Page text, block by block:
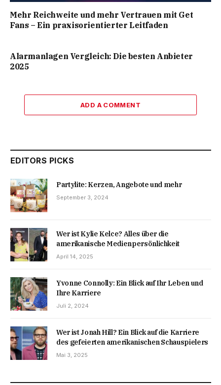
Mehr Reichweite und mehr Vertrauen mit Get
Fans – Ein praxisorientierter Leitfaden
Alarmanlagen Vergleich: Die besten Anbieter
2025
ADD A COMMENT
EDITORS PICKS
Partylite: Kerzen, Angebote und mehr
September 3, 2024
Wer ist Kylie Kelce? Alles über die
amerikanische Medienpersönlichkeit
April 14, 2025
Yvonne Connolly: Ein Blick auf Ihr Leben und
Ihre Karriere
Juli 2, 2024
Wer ist Jonah Hill? Ein Blick auf die Karriere
des gefeierten amerikanischen Schauspielers
Mai 3, 2025